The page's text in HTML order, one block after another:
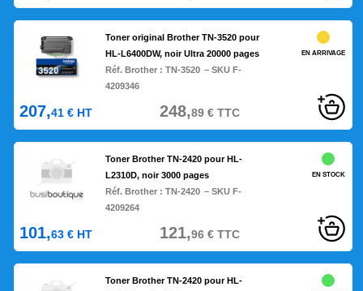
Toner original Brother TN-3520 pour
HL-L6400DW, noir Ultra 20000 pages
Réf. Brother :TN-3520 – SKU F-
4209346
EN ARRIVAGE
207,41 € HT 248,89€TTC
Toner Brother TN-2420 pour HL-
L2310D, noir 3000 pages
Réf. Brother :TN-2420 – SKU F-
4209264
EN STOCK
101,63 € HT 121,96€TTC
Toner Brother TN-2420 pour HL-